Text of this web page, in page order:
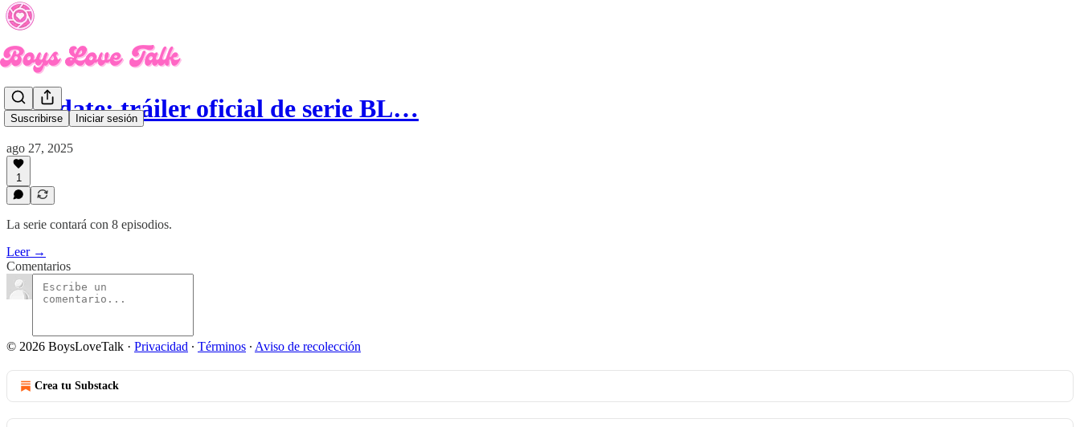
Suscribirse Iniciar sesión
Mandate: tráiler oficial de serie BL…
ago 27, 2025
1
La serie contará con 8 episodios.
Leer →
Comentarios
© 2026 BoysLoveTalk · Privacidad ∙ Términos ∙ Aviso de recolección
Crea tu Substack